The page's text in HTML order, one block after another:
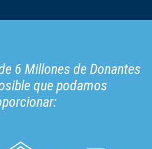
6 Millones de Donantes
que podamos